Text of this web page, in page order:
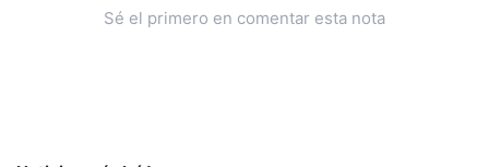
Sé el primero en comentar esta nota